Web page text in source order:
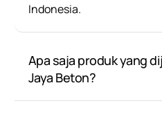
Indonesia.
Apa saja produk yang
Jaya Beton?